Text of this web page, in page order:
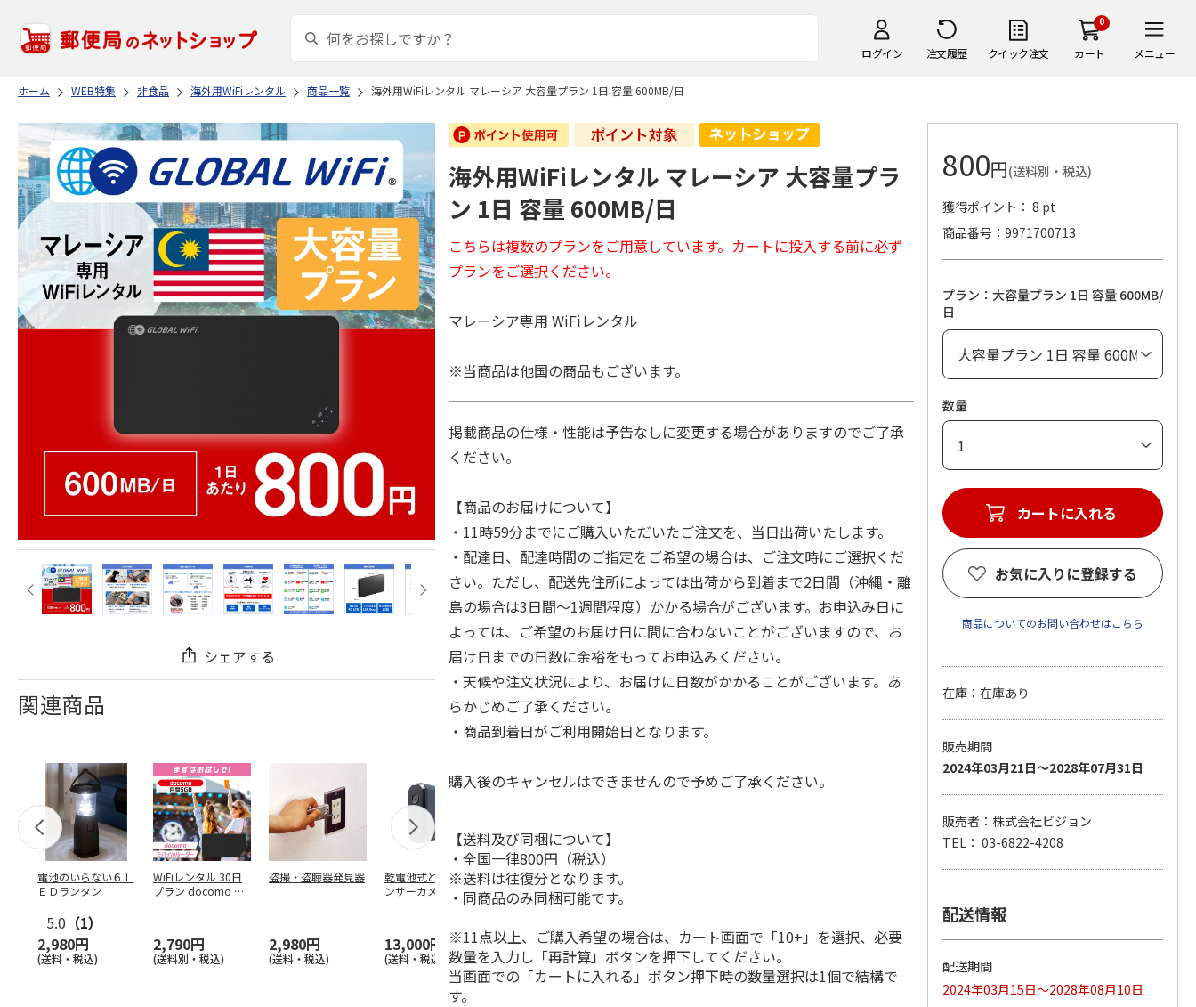
ログイン 注文履歴 クイック注文
0
カート メニュー
ホーム WEB特集 非食品 海外用WiFiレンタル 商品一覧 海外用WiFiレンタル マレーシア 大容量プラン 1日 容量 600MB/日
シェアする
関連商品
電池のいらない６Ｌ
ＥＤランタン
5.0 （1）
2,980円
(送料・税込)
WiFiレンタル 30日
プラン docomo 月
2,790円
(送料別・税込)
盗撮・盗聴器発見器
2,980円
(送料・税込)
乾電池式どこでもセ
ンサーカメラ
13,000円
(送料・税込)
WiFiレンタル 3日プ
ラン 4キャリア 完全
無制限 So…
2,100円
(送料別・税込)
WiFiレンタル 30日
プラン docomo 月
間30GB
3,990円
(送料別・税込)
2,070円
(送料別・税込)
7,500円
限(モバイ
5.0（2）
6,180円
(送料別・税込)
129,800円
海外用WiFiレンタル マレーシア 大容量プラ
ン 1日 容量 600MB/日
こちらは複数のプランをご用意しています。カートに投入する前に必ず
プランをご選択ください。
マレーシア専用 WiFiレンタル
※当商品は他国の商品もございます。
掲載商品の仕様・性能は予告なしに変更する場合がありますのでご了承
ください。
【商品のお届けについて】
・11時59分までにご購入いただいたご注文を、当日出荷いたします。
・配達日、配達時間のご指定をご希望の場合は、ご注文時にご選択くだ
さい。ただし、配送先住所によっては出荷から到着まで2日間（沖縄・離
島の場合は3日間～1週間程度）かかる場合がございます。お申込み日に
よっては、ご希望のお届け日に間に合わないことがございますので、お
届け日までの日数に余裕をもってお申込みください。
・天候や注文状況により、お届けに日数がかかることがございます。あ
らかじめご了承ください。
・商品到着日がご利用開始日となります。
購入後のキャンセルはできませんので予めご了承ください。
【送料及び同梱について】
・全国一律800円（税込）
※送料は往復分となります。
・同商品のみ同梱可能です。
※11点以上、ご購入希望の場合は、カート画面で「10+」を選択、必要
数量を入力し「再計算」ボタンを押下してください。
当画面での「カートに入れる」ボタン押下時の数量選択は1個で結構で
す。
800円(送料別・税込)
獲得ポイント： 8 pt
商品番号
9971700713
プラン：大容量プラン 1日 容量 600MB/
日
数量
カートに入れる
お気に入りに登録する
商品についてのお問い合わせはこちら
在庫：在庫あり
販売期間
2024年03月21日～2028年07月31日
販売者：株式会社ビジョン
TEL： 03-6822-4208
配送情報
配送期間
2024年03月15日～2028年08月10日